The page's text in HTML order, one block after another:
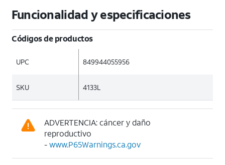
Funcionalidad y especificaciones
Códigos de productos
UPC 849944055956
SKU 4133L
ADVERTENCIA: cáncer y daño
reproductivo
-www.P65Warnings.ca.gov